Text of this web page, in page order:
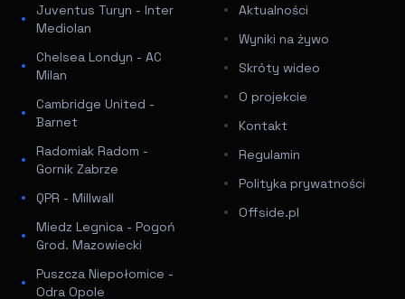
Juventus Turyn - Inter
Mediolan
Chelsea Londyn - AC
Milan
Cambridge United -
Barnet
Radomiak Radom -
Gornik Zabrze
QPR - Millwall
Miedz Legnica - Pogoń
Grod. Mazowiecki
Puszcza Niepołomice -
Odra Opole
Aktualności
Wyniki na żywo
Skróty wideo
O projekcie
Kontakt
Regulamin
Polityka prywatności
Offside.pl